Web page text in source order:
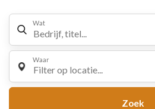
Wat
Waar
Filter op locatie...
Zoek